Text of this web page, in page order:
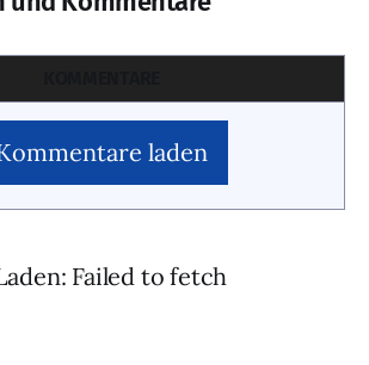
laden
Failed to fetch